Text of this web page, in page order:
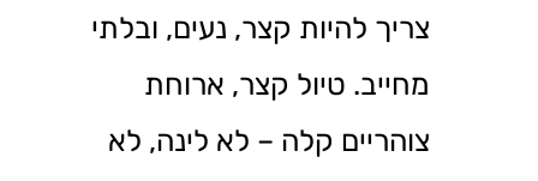
צריך להיות קצר, נעים, ובלתי
מחייב. טיול קצר, ארוחת
צוהריים קלה – לא לינה, לא